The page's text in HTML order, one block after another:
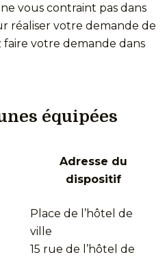
vous contraint pas dans
réaliser votre demande de
faire votre demande dans
équipées
Adresse du
dispositif
Place de l’hôtel de
ville
15 rue de l’hôtel de